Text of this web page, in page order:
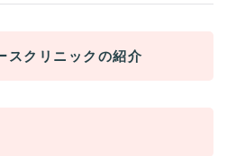
スクリニックの紹介